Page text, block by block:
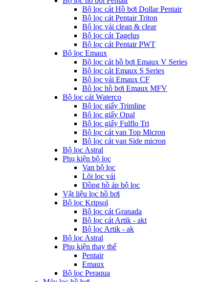
Bộ lọc cát Hồ bơi Dollar Pentair
Bộ lọc cát Pentair Triton
Bộ lọc vải clean & clear
Bộ lọc cát Tagelus
Bộ lọc cát Pentair PWT
Bộ lọc Emaux
Bộ lọc cát hồ bơi Emaux V Series
Bộ lọc cát Emaux S Series
Bộ lọc vải Emaux CF
Bô lọc hồ bơi Emaux MFV
Bộ lọc cát Waterco
Bộ lọc giấy Trimline
Bộ lọc giấy Opal
Bộ lọc giấy Fulflo Tri
Bộ lọc cát van Top Micron
Bộ lọc cát van Side micron
Bộ lọc Astral
Phụ kiện bộ lọc
Van bộ lọc
Lõi lọc vải
Đồng hồ áp bộ lọc
Vật liệu lọc hồ bơi
Bộ lọc Kripsol
Bộ lọc cát Granada
Bộ lọc cát Artik - akt
Bộ lọc Artik - ak
Bộ lọc Astral
Phụ kiện thay thế
Pentair
Emaux
Bộ lọc Peraqua